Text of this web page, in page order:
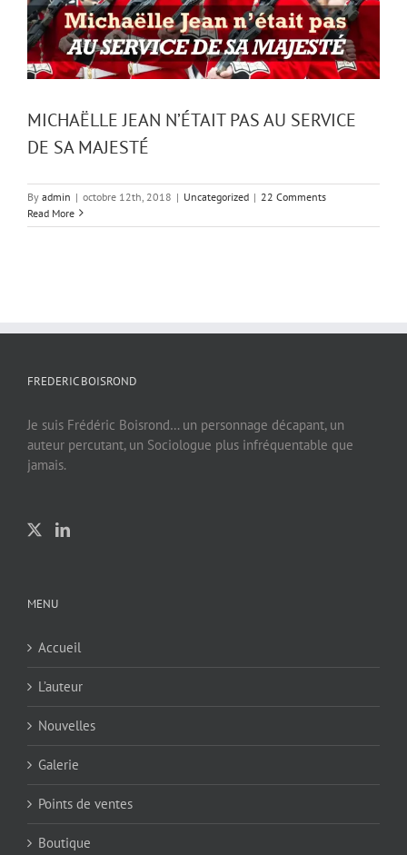
MICHAËLLE JEAN N’ÉTAIT PAS AU SERVICE
DE SA MAJESTÉ
By admin | octobre 12th, 2018 | Uncategorized | 22 Comments
Read More
FREDERIC BOISROND
Je suis Frédéric Boisrond… un personnage décapant, un
auteur percutant, un Sociologue plus infréquentable que
jamais.
MENU
Accueil
L’auteur
Nouvelles
Galerie
Points de ventes
Boutique